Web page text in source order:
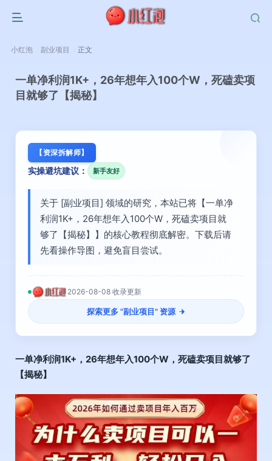
小红泡 副业项目 正文
一单净利润1K+，26年想年入100个W，死磕卖项
目就够了【揭秘】
【资深拆解师】
实操避坑建议： 新手友好
关于 [副业项目] 领域的研究，本站已将【一单净
利润1K+，26年想年入100个W，死磕卖项目就
够了【揭秘】】的核心教程彻底解密。下载后请
先看操作导图，避免盲目尝试。
2026-08-08 收录更新
探索更多 "副业项目" 资源
一单净利润1K+，26年想年入100个W，死磕卖项目就够了
【揭秘】